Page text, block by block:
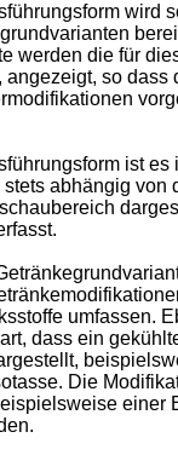
wird
werden die für
so
ist
abhängig
umfassen.
dass ein
Die
einer